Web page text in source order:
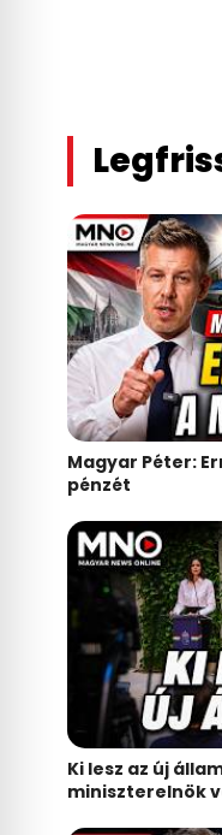
Magyar Péter:
pénzét
Ki lesz az új
miniszterelnök